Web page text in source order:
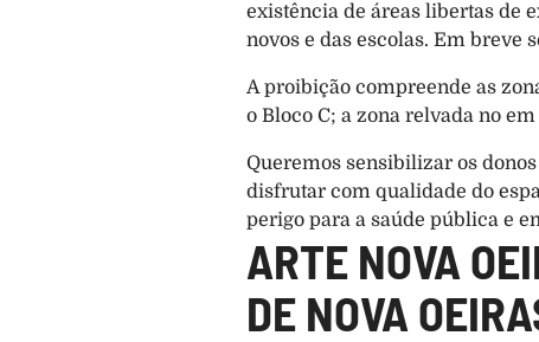
existência de áreas libertas de
novos e das escolas. Em breve
A proibição compreende as
o Bloco C; a zona relvada no
Queremos sensibilizar os
disfrutar com qualidade do
perigo para a saúde pública e
ARTE NOVA
DE NOVA